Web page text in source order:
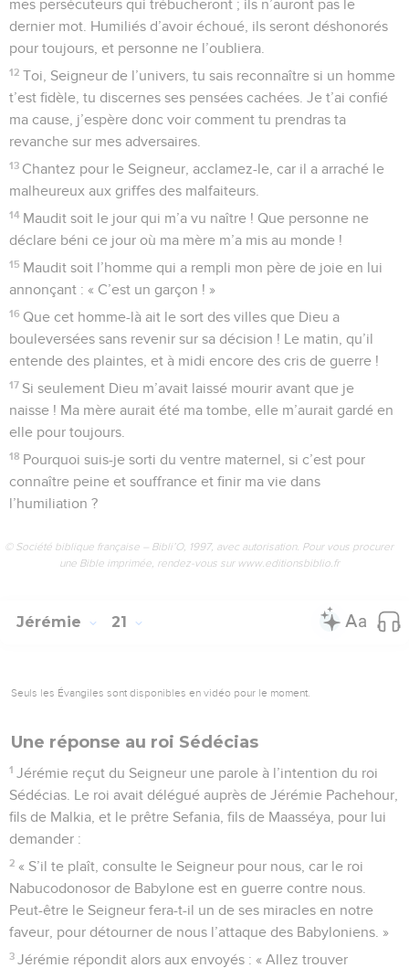
mes persécuteurs qui trébucheront ; ils n’auront pas le
dernier mot. Humiliés d’avoir échoué, ils seront déshonorés
pour toujours, et personne ne l’oubliera.
12 Toi, Seigneur de l’univers, tu sais reconnaître si un homme
t’est fidèle, tu discernes ses pensées cachées. Je t’ai confié
ma cause, j’espère donc voir comment tu prendras ta
revanche sur mes adversaires.
13 Chantez pour le Seigneur, acclamez-le, car il a arraché le
malheureux aux griffes des malfaiteurs.
14 Maudit soit le jour qui m’a vu naître ! Que personne ne
déclare béni ce jour où ma mère m’a mis au monde !
15 Maudit soit l’homme qui a rempli mon père de joie en lui
annonçant : « C’est un garçon ! »
16 Que cet homme-là ait le sort des villes que Dieu a
bouleversées sans revenir sur sa décision ! Le matin, qu’il
entende des plaintes, et à midi encore des cris de guerre !
17 Si seulement Dieu m’avait laissé mourir avant que je
naisse ! Ma mère aurait été ma tombe, elle m’aurait gardé en
elle pour toujours.
18 Pourquoi suis-je sorti du ventre maternel, si c’est pour
connaître peine et souffrance et finir ma vie dans
l’humiliation ?
© Société biblique française – Bibli’O, 1997, avec autorisation. Pour vous procurer
une Bible imprimée, rendez-vous sur www.editionsbiblio.fr
Jérémie 21
Seuls les Évangiles sont disponibles en vidéo pour le moment.
Une réponse au roi Sédécias
1 Jérémie reçut du Seigneur une parole à l’intention du roi
Sédécias. Le roi avait délégué auprès de Jérémie Pachehour,
fils de Malkia, et le prêtre Sefania, fils de Maasséya, pour lui
demander :
2 « S’il te plaît, consulte le Seigneur pour nous, car le roi
Nabucodonosor de Babylone est en guerre contre nous.
Peut-être le Seigneur fera-t-il un de ses miracles en notre
faveur, pour détourner de nous l’attaque des Babyloniens. »
3 Jérémie répondit alors aux envoyés : « Allez trouver